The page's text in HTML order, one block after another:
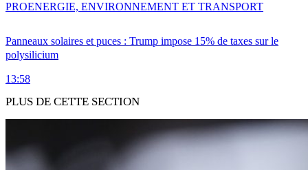
Panneaux solaires et puces : Trump impose 15% de taxes sur le
polysilicium
13:58
PROENERGIE, ENVIRONNEMENT ET TRANSPORT
PLUS DE CETTE SECTION